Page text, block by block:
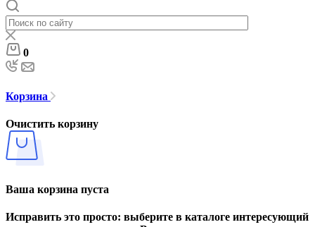
0
Корзина
Очистить корзину
Ваша корзина пуста
Исправить это просто: выберите в каталоге интересующий